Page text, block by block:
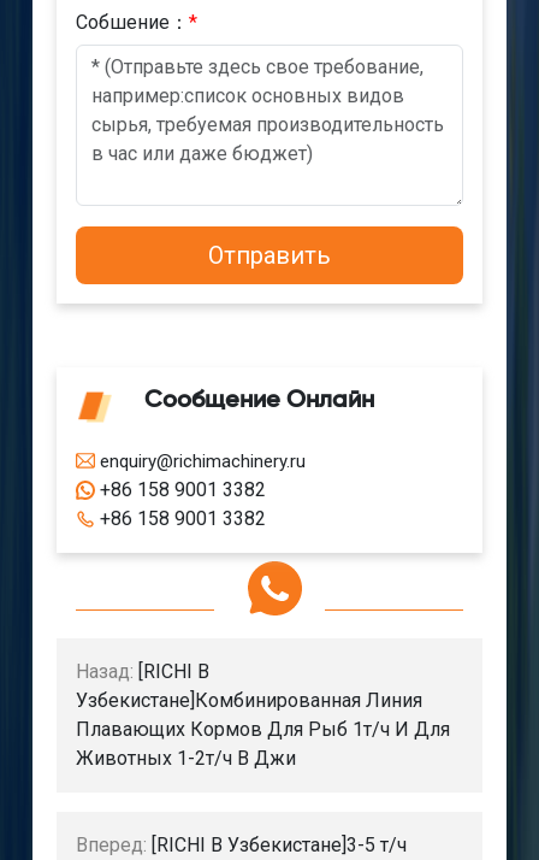
Cобшениe： *
Сообщение Онлайн
enquiry@richimachinery.ru
+86 158 9001 3382
+86 158 9001 3382
Назад: [RICHI В
Узбекистане]Комбинированная Линия
Плавающих Кормов Для Рыб 1т/ч И Для
Животных 1-2т/ч В Джи
Вперед: [RICHI В Узбекистане]3-5 т/ч